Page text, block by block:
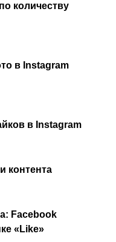
количеству
в Instagram
в Instagram
контента
Facebook
«Like»